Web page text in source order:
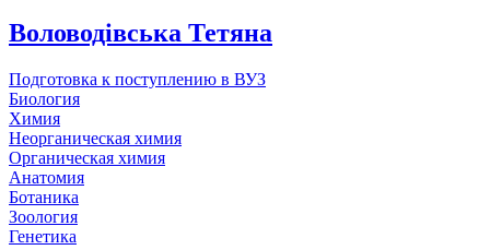
Воловодівська Тетяна
Подготовка к поступлению в ВУЗ
Биология
Химия
Неорганическая химия
Органическая химия
Анатомия
Ботаника
Зоология
Генетика